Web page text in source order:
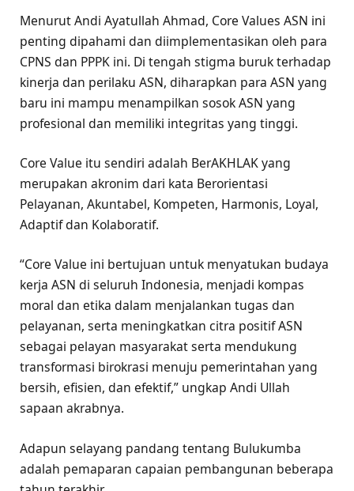
Menurut Andi Ayatullah Ahmad, Core Values ASN ini
penting dipahami dan diimplementasikan oleh para
CPNS dan PPPK ini. Di tengah stigma buruk terhadap
kinerja dan perilaku ASN, diharapkan para ASN yang
baru ini mampu menampilkan sosok ASN yang
profesional dan memiliki integritas yang tinggi.
Core Value itu sendiri adalah BerAKHLAK yang
merupakan akronim dari kata Berorientasi
Pelayanan, Akuntabel, Kompeten, Harmonis, Loyal,
Adaptif dan Kolaboratif.
“Core Value ini bertujuan untuk menyatukan budaya
kerja ASN di seluruh Indonesia, menjadi kompas
moral dan etika dalam menjalankan tugas dan
pelayanan, serta meningkatkan citra positif ASN
sebagai pelayan masyarakat serta mendukung
transformasi birokrasi menuju pemerintahan yang
bersih, efisien, dan efektif,” ungkap Andi Ullah
sapaan akrabnya.
Adapun selayang pandang tentang Bulukumba
adalah pemaparan capaian pembangunan beberapa